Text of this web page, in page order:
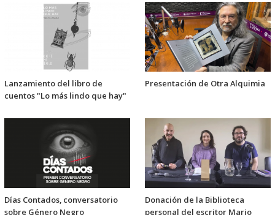
Lanzamiento del libro de
cuentos "Lo más lindo que hay"
Presentación de Otra Alquimia
Días Contados, conversatorio
sobre Género Negro
Donación de la Biblioteca
personal del escritor Mario